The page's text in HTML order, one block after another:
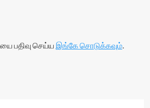
பதிவு செய்ய இங்கே சொடுக்கவும்.